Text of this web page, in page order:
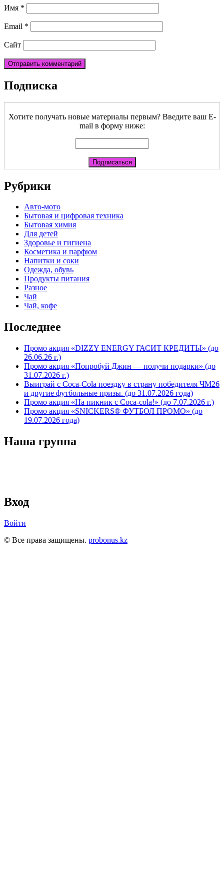
Имя *
Email *
Сайт
Подписка
Хотите получать новые материалы первым? Введите ваш E-
mail в форму ниже:
Рубрики
Авто-мото
Бытовая и цифровая техника
Бытовая химия
Для детей
Здоровье и гигиена
Косметика и парфюм
Напитки и соки
Одежда, обувь
Продукты питания
Разное
Чай
Чай, кофе
Последнее
Промо акция «DIZZY ENERGY ГАСИТ КРЕДИТЫ» (до
26.06.26 г.)
Промо акция «Попробуй Джин — получи подарки» (до
31.07.2026 г.)
Выиграй с Coca-Cola поездку в страну победителя ЧМ26
и другие футбольные призы. (до 31.07.2026 года)
Промо акция «На пикник с Coca-cola!» (до 7.07.2026 г.)
Промо акция «SNICKERS® ФУТБОЛ ПРОМО» (до
19.07.2026 года)
Наша группа
Вход
Войти
© Все права защищены. probonus.kz